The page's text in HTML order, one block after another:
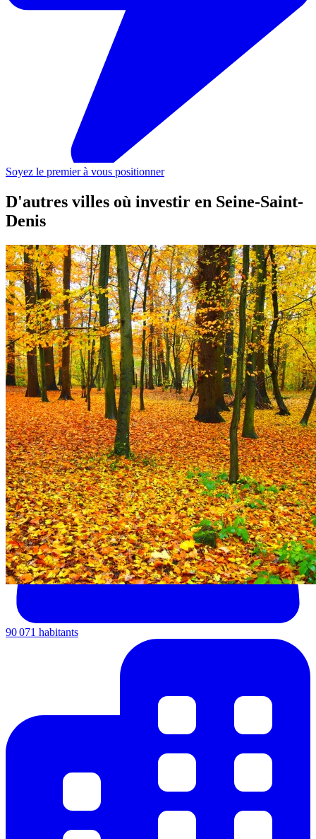
Soyez le premier à vous positionner
D'autres villes où investir en Seine-Saint-
Denis
Aubervilliers
90 071 habitants